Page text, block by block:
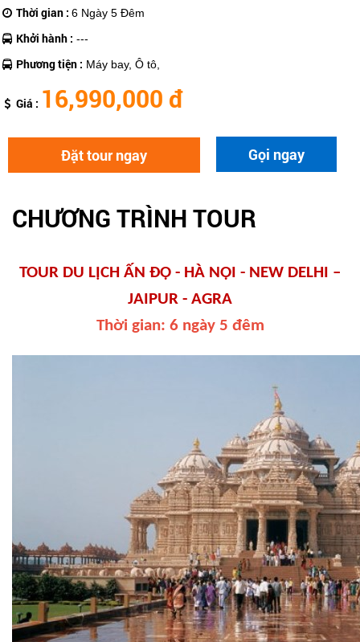
Thời gian : 6 Ngày 5 Đêm
Khởi hành : ---
Phương tiện : Máy bay, Ô tô,
Giá : 16,990,000 đ
Đặt tour ngay Gọi ngay
CHƯƠNG TRÌNH TOUR
TOUR DU LỊCH ẤN ĐỘ - HÀ NỘI - NEW DELHI –
JAIPUR - AGRA
Thời gian: 6 ngày 5 đêm